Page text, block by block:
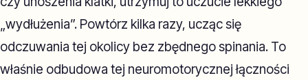
„wydłużenia”. Powtórz kilka razy, ucząc się
odczuwania tej okolicy bez zbędnego spinania. To
właśnie odbudowa tej neuromotorycznej łączności